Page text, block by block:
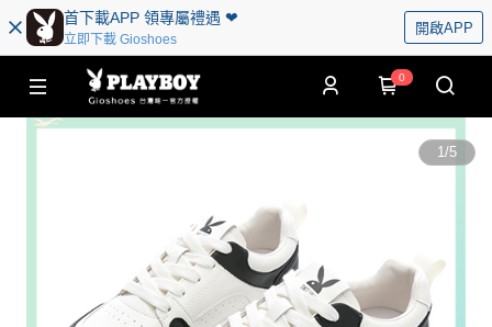
首下載APP 領專屬禮遇 ❤︎
立即下載 Gioshoes
開啟APP
0
1/5